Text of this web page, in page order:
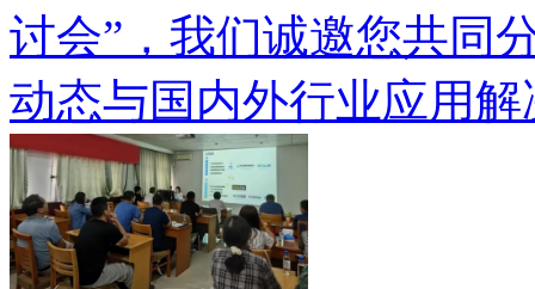
讨会”，我们诚邀您共同
动态与国内外行业应用